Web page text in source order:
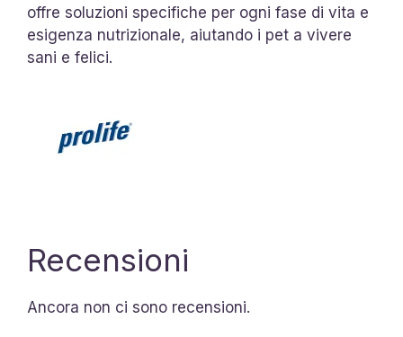
offre soluzioni specifiche per ogni fase di vita e
esigenza nutrizionale, aiutando i pet a vivere
sani e felici.
Recensioni
Ancora non ci sono recensioni.